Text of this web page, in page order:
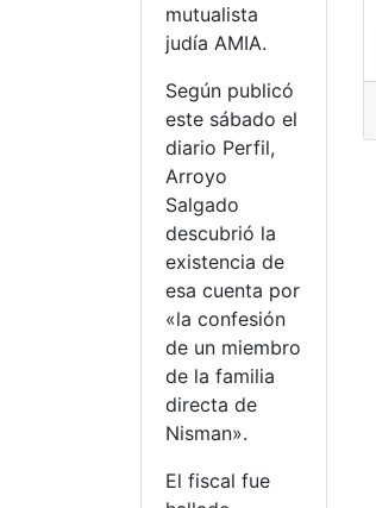
mutualista
judía AMIA.
Según publicó
este sábado el
diario Perfil,
Arroyo
Salgado
descubrió la
existencia de
esa cuenta por
«la confesión
de un miembro
de la familia
directa de
Nisman».
El fiscal fue